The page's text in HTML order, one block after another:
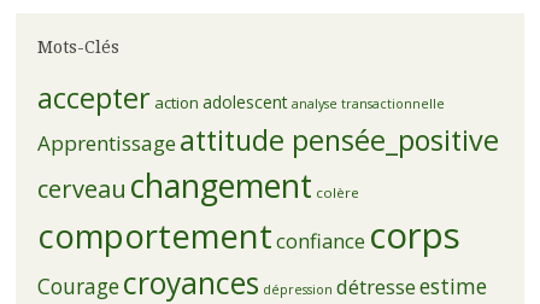
Mots-Clés
accepter action adolescent analyse transactionnelle
Apprentissage attitude pensée_positive
cerveau changement colère
comportementconfiance corps
Couragecroyances dépression détresseestime